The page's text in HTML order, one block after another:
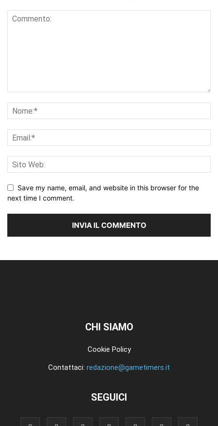
Save my name, email, and website in this browser for the
next time I comment.
CHI SIAMO
Cookie Policy
Contattaci: redazione@gametimers.it
SEGUICI